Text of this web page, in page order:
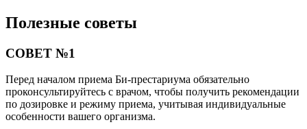
Полезные советы
СОВЕТ №1
Перед началом приема Би-престариума обязательно
проконсультируйтесь с врачом, чтобы получить рекомендации
по дозировке и режиму приема, учитывая индивидуальные
особенности вашего организма.